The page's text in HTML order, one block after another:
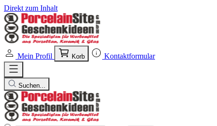
Direkt zum Inhalt
Mein Profil Korb Kontaktformular
Suchen...